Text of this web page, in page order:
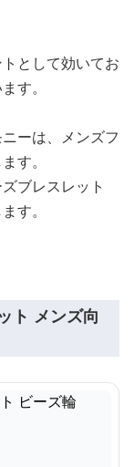
として効いてお
す。
ーは、メンズフ
す。
ブレスレット
す。
ト メンズ向